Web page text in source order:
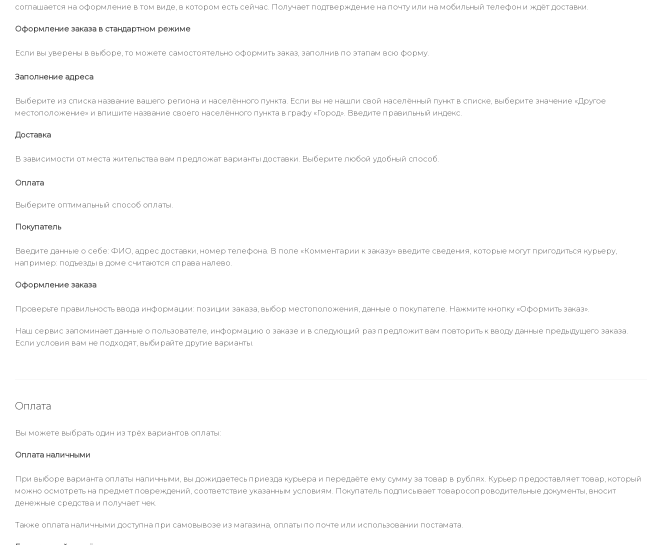
соглашается на оформление в том виде, в котором есть сейчас. Получает подтверждение на почту или на мобильный телефон и ждёт доставки.
Оформление заказа в стандартном режиме
Если вы уверены в выборе, то можете самостоятельно оформить заказ, заполнив по этапам всю форму.
Заполнение адреса
Выберите из списка название вашего региона и населённого пункта. Если вы не нашли свой населённый пункт в списке, выберите значение «Другое
местоположение» и впишите название своего населённого пункта в графу «Город». Введите правильный индекс.
Доставка
В зависимости от места жительства вам предложат варианты доставки. Выберите любой удобный способ.
Оплата
Выберите оптимальный способ оплаты.
Покупатель
Введите данные о себе: ФИО, адрес доставки, номер телефона. В поле «Комментарии к заказу» введите сведения, которые могут пригодиться курьеру,
например: подъезды в доме считаются справа налево.
Оформление заказа
Проверьте правильность ввода информации: позиции заказа, выбор местоположения, данные о покупателе. Нажмите кнопку «Оформить заказ».
Наш сервис запоминает данные о пользователе, информацию о заказе и в следующий раз предложит вам повторить к вводу данные предыдущего заказа.
Если условия вам не подходят, выбирайте другие варианты.
Оплата
Вы можете выбрать один из трёх вариантов оплаты:
Оплата наличными
При выборе варианта оплаты наличными, вы дожидаетесь приезда курьера и передаёте ему сумму за товар в рублях. Курьер предоставляет товар, который
можно осмотреть на предмет повреждений, соответствие указанным условиям. Покупатель подписывает товаросопроводительные документы, вносит
денежные средства и получает чек.
Также оплата наличными доступна при самовывозе из магазина, оплаты по почте или использовании постамата.